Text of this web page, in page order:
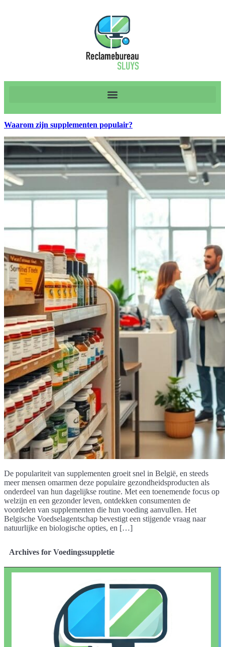
Waarom zijn supplementen populair?
De populariteit van supplementen groeit snel in België, en steeds
meer mensen omarmen deze populaire gezondheidsproducten als
onderdeel van hun dagelijkse routine. Met een toenemende focus op
welzijn en een gezonder leven, ontdekken consumenten de
voordelen van supplementen die hun voeding aanvullen. Het
Belgische Voedselagentschap bevestigt een stijgende vraag naar
natuurlijke en biologische opties, en […]
Archives for Voedingssuppletie